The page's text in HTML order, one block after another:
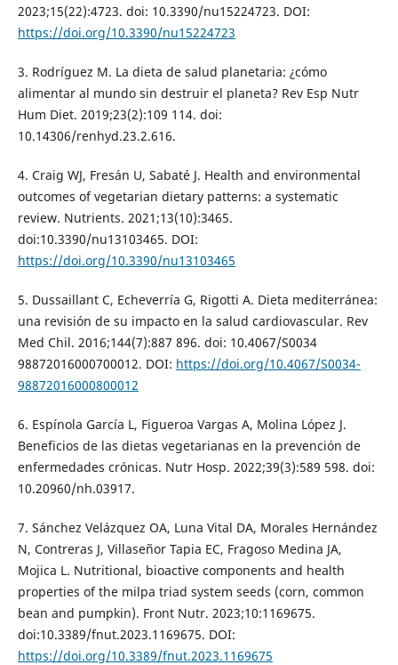
2023;15(22):4723. doi: 10.3390/nu15224723. DOI:
https://doi.org/10.3390/nu15224723
3. Rodríguez M. La dieta de salud planetaria: ¿cómo
alimentar al mundo sin destruir el planeta? Rev Esp Nutr
Hum Diet. 2019;23(2):109 114. doi:
10.14306/renhyd.23.2.616.
4. Craig WJ, Fresán U, Sabaté J. Health and environmental
outcomes of vegetarian dietary patterns: a systematic
review. Nutrients. 2021;13(10):3465.
doi:10.3390/nu13103465. DOI:
https://doi.org/10.3390/nu13103465
5. Dussaillant C, Echeverría G, Rigotti A. Dieta mediterránea:
una revisión de su impacto en la salud cardiovascular. Rev
Med Chil. 2016;144(7):887 896. doi: 10.4067/S0034
98872016000700012. DOI: https://doi.org/10.4067/S0034-
98872016000800012
6. Espínola García L, Figueroa Vargas A, Molina López J.
Beneficios de las dietas vegetarianas en la prevención de
enfermedades crónicas. Nutr Hosp. 2022;39(3):589 598. doi:
10.20960/nh.03917.
7. Sánchez Velázquez OA, Luna Vital DA, Morales Hernández
N, Contreras J, Villaseñor Tapia EC, Fragoso Medina JA,
Mojica L. Nutritional, bioactive components and health
properties of the milpa triad system seeds (corn, common
bean and pumpkin). Front Nutr. 2023;10:1169675.
doi:10.3389/fnut.2023.1169675. DOI:
https://doi.org/10.3389/fnut.2023.1169675